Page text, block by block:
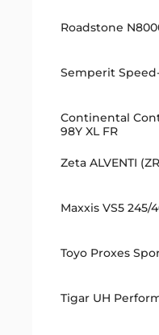
Roadstone
Semperit
Continental
98Y XL FR
Zeta ALVENTI
Maxxis VS5 245/
Toyo Proxes
Tigar UH